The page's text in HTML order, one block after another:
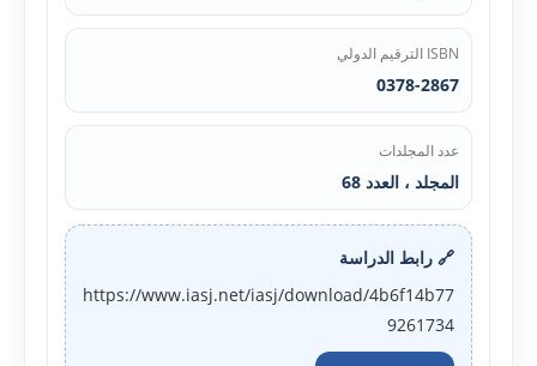
ISBN الترقيم الدولي
0378-2867
عدد المجلدات
المجلد ، العدد 68
🔗 رابط الدراسة
https://www.iasj.net/iasj/download/4b6f14b77
9261734